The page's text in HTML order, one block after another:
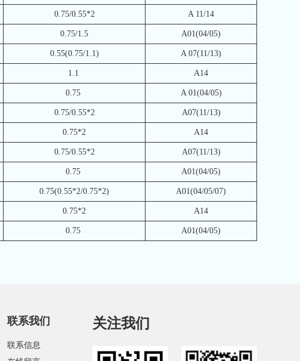
0.75/0.55*2 A 11/14
0.75/1.5 A01(04/05)
0.55(0.75/1.1) A 07(11/13)
1.1 A14
0.75 A 01(04/05)
0.75/0.55*2 A07(11/13)
0.75*2 A14
0.75/0.55*2 A07(11/13)
0.75 A01(04/05)
0.75(0.55*2/0.75*2) A01(04/05/07)
0.75*2 A14
0.75 A01(04/05)
联系我们
联系信息
关注我们